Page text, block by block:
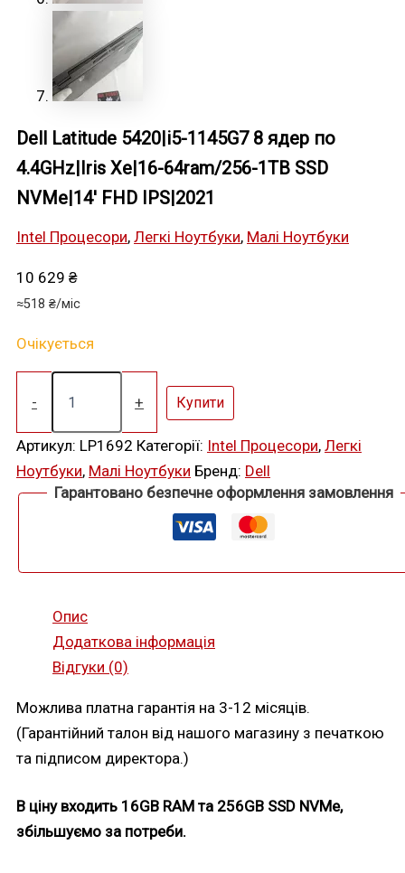
Dell Latitude 5420|i5-1145G7 8 ядер по
4.4GHz|Iris Xe|16-64ram/256-1TB SSD
NVMe|14′ FHD IPS|2021
Intel Процесори, Легкі Ноутбуки, Малі Ноутбуки
10 629 ₴
≈518 ₴/міс
Очікується
-
1145G7
8
ядер
кількість
+ Купити
Артикул: LP1692 Категорії: Intel Процесори, Легкі
Ноутбуки, Малі Ноутбуки Бренд: Dell
Гарантовано безпечне оформлення замовлення
Опис
Додаткова інформація
Відгуки (0)
Можлива платна гарантія на 3-12 місяців.
(Гарантійний талон від нашого магазину з печаткою
та підписом директора.)
В ціну входить 16GB RAM та 256GB SSD NVMe,
збільшуємо за потреби.